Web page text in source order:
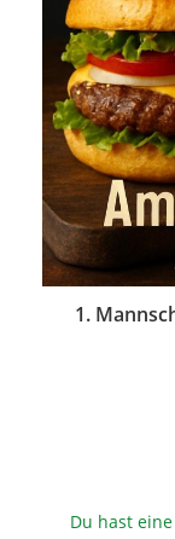
1.
Du hast